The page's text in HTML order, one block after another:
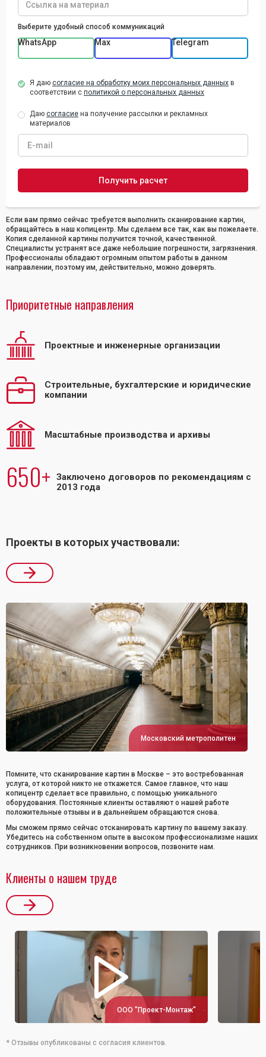
Выберите удобный способ коммуникаций
WhatsApp Max Telegram
Я даю согласие на обработку моих персональных данных в
соответствии с политикой о персональных данных
Даю согласие на получение рассылки и рекламных
материалов
Если вам прямо сейчас требуется выполнить сканирование картин,
обращайтесь в наш копицентр. Мы сделаем все так, как вы пожелаете.
Копия сделанной картины получится точной, качественной.
Специалисты устранят все даже небольшие погрешности, загрязнения.
Профессионалы обладают огромным опытом работы в данном
направлении, поэтому им, действительно, можно доверять.
Приоритетные направления
Проектные и инженерные организации
Строительные, бухгалтерские и юридические
компании
Масштабные производства и архивы
650+
Заключено договоров по рекомендациям с
2013 года
Проекты в которых участвовали:
Московский метрополитен
Помните, что сканирование картин в Москве – это востребованная
услуга, от которой никто не откажется. Самое главное, что наш
копицентр сделает все правильно, с помощью уникального
оборудования. Постоянные клиенты оставляют о нашей работе
положительные отзывы и в дальнейшем обращаются снова.
Мы сможем прямо сейчас отсканировать картину по вашему заказу.
Убедитесь на собственном опыте в высоком профессионализме наших
сотрудников. При возникновении вопросов, позвоните нам.
Клиенты о нашем труде
ООО "Проект-Монтаж"
* Отзывы опубликованы с согласия клиентов.